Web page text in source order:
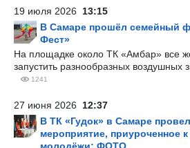
19 июля 2026 13:15
В Самаре прошёл семейный
Фест»
На площадке около ТК «Амбар» все
запустить разнообразных воздушных
1241
27 июня 2026 12:37
В ТК «Гудок» в Самаре
мероприятие, приуроченное